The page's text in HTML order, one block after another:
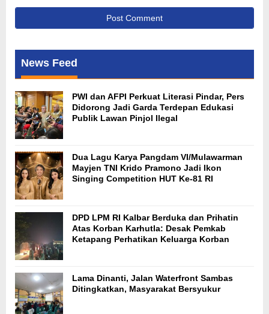
News Feed
PWI dan AFPI Perkuat Literasi Pindar, Pers
Didorong Jadi Garda Terdepan Edukasi
Publik Lawan Pinjol Ilegal
Dua Lagu Karya Pangdam VI/Mulawarman
Mayjen TNI Krido Pramono Jadi Ikon
Singing Competition HUT Ke-81 RI
DPD LPM RI Kalbar Berduka dan Prihatin
Atas Korban Karhutla: Desak Pemkab
Ketapang Perhatikan Keluarga Korban
Lama Dinanti, Jalan Waterfront Sambas
Ditingkatkan, Masyarakat Bersyukur